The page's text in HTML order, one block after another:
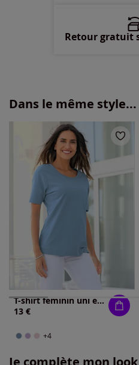
Retour gratuit
Dans le même style...
T-shirt féminin uni et confortable
13 €
+4